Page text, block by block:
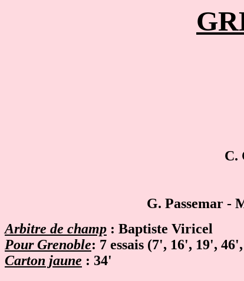
C.
G. Passemar -
Arbitre de champ : Baptiste Viricel
Pour Grenoble: 7 essais (7', 16', 19',
Carton jaune : 34'